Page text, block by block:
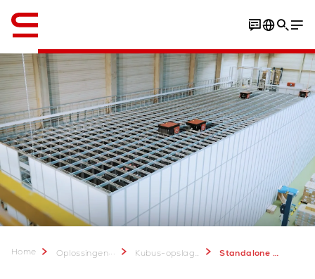
Home Oplossingen... Kubus-opslagsysteem: AutoStore Standalone AutoStore-projecten, binnen zes maanden klaar voor gebruik